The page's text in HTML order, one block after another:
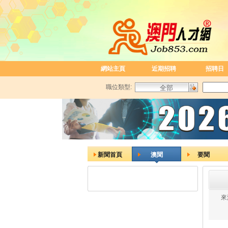
網站主頁 近期招聘 招聘日
職位類型:
新聞首頁 澳聞 要聞
來